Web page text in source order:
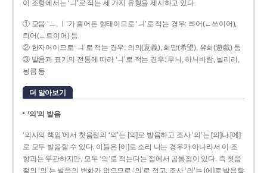
이 조항에서는 ‘ㅢ’로 적는 세 가지 유형을 제시하고 있다.
① 모음 ‘ㅡ, ㅣ’가 줄어든 형태이므로 ‘ㅢ’로 적는 경우: 씌어(←쓰이어),
틔어(←트이어) 등
② 한자어이므로 ‘ㅢ’로 적는 경우: 의의(意義), 희망(希望), 유희(遊戱) 등
③ 발음과 표기의 전통에 따라 ‘ㅢ’로 적는 경우: 무늬, 하늬바람, 늴리리,
닁큼 등
더 알아보기
‘의’의 발음
‘의사의 책임’에서 첫음절의 ‘의’는 [의]로 발음하고 조사 ‘의’는 [의]나 [에]
로 모두 발음할 수 있다. 이들은 [이]로 소리 나는 경우가 아니라서 이 조
항과는 무관하지만, 모두 ‘의’로 적는다는 점에서 공통점이 있다. 즉 첫음
절의 ‘의’는 발음의 변화가 없으므로 ‘의’로 적고, 조사 ‘의’는 [에]로 발음할